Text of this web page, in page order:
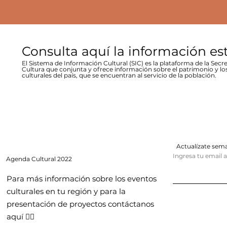
Consulta aquí la información
El Sistema de Información Cultural (SIC) es la plataforma de la
Cultura que conjunta y ofrece información sobre el patrimonio y
culturales del país, que se encuentran al servicio de la población.
Agenda Cultural 2022
Para más información sobre los eventos
culturales en tu región y para la
presentación de proyectos contáctanos
aquí 👇🏻
Actualízate
Ingresa tu email